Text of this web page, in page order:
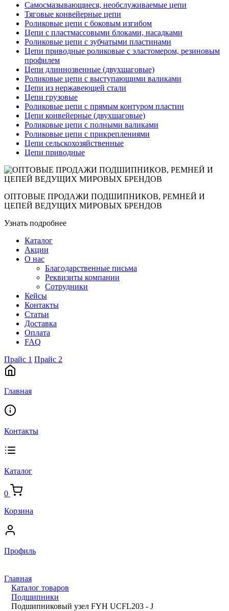
Самосмазывающиеся, необслуживаемые цепи
Тяговые конвейерные цепи
Роликовые цепи с боковым изгибом
Цепи с пластмассовыми блоками, насадками
Роликовые цепи с зубчатыми пластинами
Цепи приводные роликовые с эластомером, резиновым
профилем
Цепи длиннозвенные (двухшаговые)
Роликовые цепи с выступающими валиками
Цепи из нержавеющей стали
Цепи грузовые
Роликовые цепи с прямым контуром пластин
Цепи конвейерные (двухшаговые)
Роликовые цепи с полными валиками
Роликовые цепи с прикреплениями
Цепи сельскохозяйственные
Цепи приводные
ОПТОВЫЕ ПРОДАЖИ ПОДШИПНИКОВ, РЕМНЕЙ И
ЦЕПЕЙ ВЕДУЩИХ МИРОВЫХ БРЕНДОВ
Узнать подробнее
Каталог
Акции
О нас
Благодарственные письма
Реквизиты компании
Сотрудники
Кейсы
Контакты
Статьи
Доставка
Оплата
FAQ
Прайс 1 Прайс 2
Главная
Контакты
Каталог
0
Корзина
Профиль
Главная
Каталог товаров
Подшипники
Подшипниковый узел FYH UCFL203 - J